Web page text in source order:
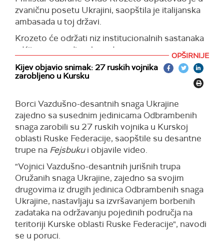
Ukrajine na svomJutjub kanalu.
Timošenkova je skrenula pažnju na zakon koji
predviđa preliminarni izbor kandidata za Ustavni
sud Ukrajine za šta se pita međunarodni savet.
Ona je istakla da takva odluka Kijeva krši
međunarodno pravo i pretvara zemlju u
(Izvestija)
zvaničnu posetu Ukrajini, saopštila je italijanska
ambasada u toj državi.
Krozeto će održati niz institucionalnih sastanaka
u Kijevu, navodi ambasada.
(Ukrajinska pravda)
OPŠIRNIJE
Kijev objavio snimak: 27 ruskih vojnika
zarobljeno u Kursku
Borci Vazdušno-desantnih snaga Ukrajine
zajedno sa susednim jedinicama Odbrambenih
snaga zarobili su 27 ruskih vojnika u Kurskoj
oblasti Ruske Federacije, saopštile su desantne
trupe na Fejsbukui objavile video.
"Vojnici Vazdušno-desantnih jurišnih trupa
Oružanih snaga Ukrajine, zajedno sa svojim
drugovima iz drugih jedinica Odbrambenih snaga
Ukrajine, nastavljaju sa izvršavanjem borbenih
zadataka na održavanju pojedinih područja na
teritoriji Kurske oblasti Ruske Federacije", navodi
se u poruci.